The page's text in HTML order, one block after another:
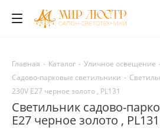
Главная - Каталог - Уличное освещение
Садово-парковые светильники -
230V E27 черное золото , PL131
Светильник садово-
E27 черное золото , PL131